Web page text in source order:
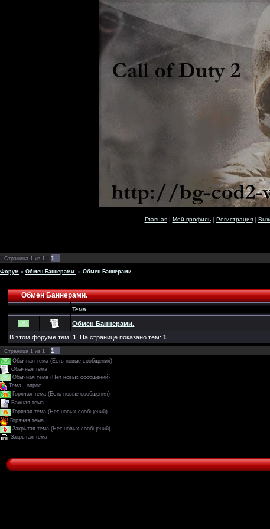
Главная| Мой профиль| Регистрация|
Страница 1 из 1 1
Форум » Обмен Баннерами. » Обмен Баннерами.
Обмен Баннерами.
Тема
Обмен Баннерами.
В этом форуме тем:1 . На странице показано тем:1
Страница 1 из 1 1
Обычная тема (Есть новые сообщения)
Обычная тема
Обычная тема (Нет новых сообщений)
Тема - опрос
Горячая тема (Есть новые сообщения)
Важная тема
Горячая тема (Нет новых сообщений)
Горячая тема
Закрытая тема (Нет новых сообщений)
Закрытая тема